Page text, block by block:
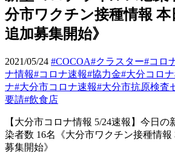
分市ワクチン接種情報
追加募集開始》
2021/05/24 #COCOA#クラスター#コロ
ナ情報#コロナ速報#協力金#大分コロナ
ナ#大分市コロナ速報#大分市抗原検査
要請#飲食店
【大分市コロナ情報 5/24速報】今日の
染者数 16名《大分市ワクチン接種情報
募集開始》